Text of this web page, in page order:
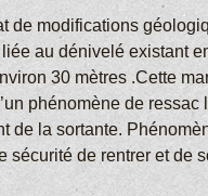
de modifications
au dénivelé existant
30 mètres .Cette
phénomène de
de la sortante.
sécurité de rentrer et de